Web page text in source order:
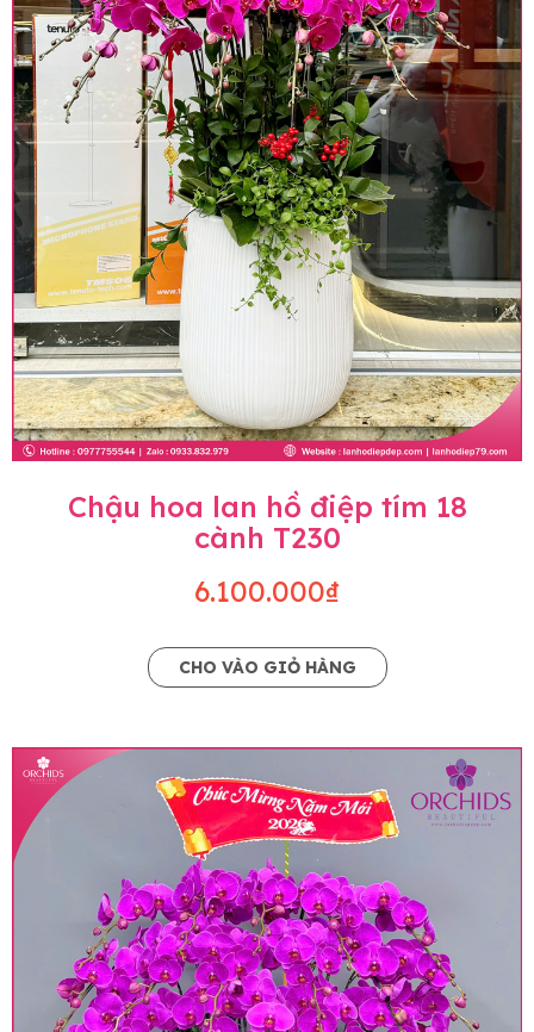
Chậu hoa lan hồ điệp tím 18
cành T230
6.100.000₫
CHO VÀO GIỎ HÀNG